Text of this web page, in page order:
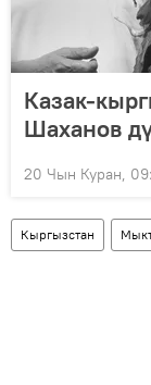
Казак-
Шаханов
20 Чын Куран,
Кыргызстан